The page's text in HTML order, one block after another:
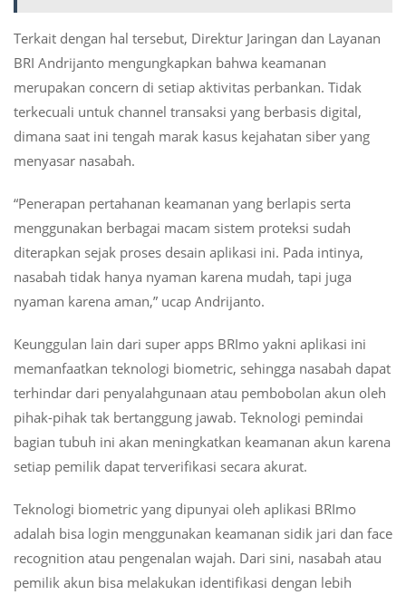
Terkait dengan hal tersebut, Direktur Jaringan dan Layanan
BRI Andrijanto mengungkapkan bahwa keamanan
merupakan concern di setiap aktivitas perbankan. Tidak
terkecuali untuk channel transaksi yang berbasis digital,
dimana saat ini tengah marak kasus kejahatan siber yang
menyasar nasabah.
“Penerapan pertahanan keamanan yang berlapis serta
menggunakan berbagai macam sistem proteksi sudah
diterapkan sejak proses desain aplikasi ini. Pada intinya,
nasabah tidak hanya nyaman karena mudah, tapi juga
nyaman karena aman,” ucap Andrijanto.
Keunggulan lain dari super apps BRImo yakni aplikasi ini
memanfaatkan teknologi biometric, sehingga nasabah dapat
terhindar dari penyalahgunaan atau pembobolan akun oleh
pihak-pihak tak bertanggung jawab. Teknologi pemindai
bagian tubuh ini akan meningkatkan keamanan akun karena
setiap pemilik dapat terverifikasi secara akurat.
Teknologi biometric yang dipunyai oleh aplikasi BRImo
adalah bisa login menggunakan keamanan sidik jari dan face
recognition atau pengenalan wajah. Dari sini, nasabah atau
pemilik akun bisa melakukan identifikasi dengan lebih